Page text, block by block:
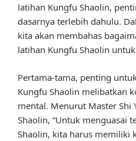
latihan Kungfu Shaolin,
dasarnya terlebih dahulu.
kita akan membahas
latihan Kungfu Shaolin
Pertama-tama, penting
Kungfu Shaolin melibatkan
mental. Menurut Master Shi
Shaolin, “Untuk menguasai
Shaolin, kita harus memiliki